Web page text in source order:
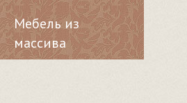
Мебель из
массива